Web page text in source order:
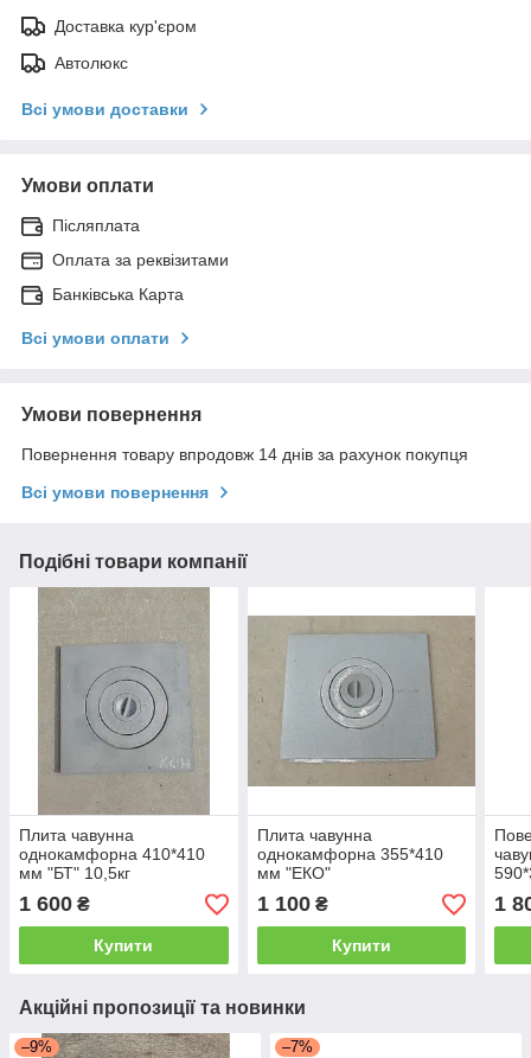
Доставка кур'єром
Автолюкс
Всі умови доставки
Умови оплати
Післяплата
Оплата за реквізитами
Банківська Карта
Всі умови оплати
Умови повернення
Повернення товару впродовж 14 днів за рахунок покупця
Всі умови повернення
Подібні товари компанії
Плита чавунна
однокамфорна 410*410
мм "БТ" 10,5кг
1 600 ₴
Купити
Плита чавунна
однокамфорна 355*410
мм "ЕКО"
1 100₴
Купити
1
Акційні пропозиції та новинки
–9% –7%